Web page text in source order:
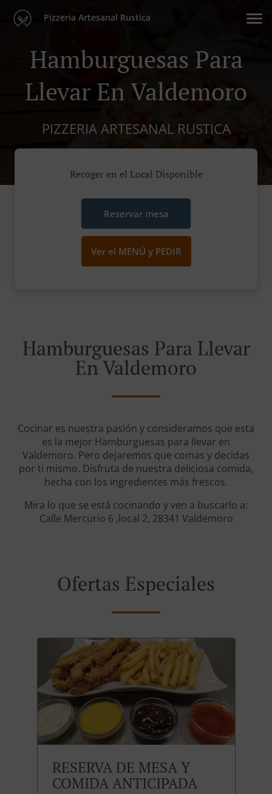
Pizzeria Artesanal Rustica
Hamburguesas Para
Llevar En Valdemoro
PIZZERIA ARTESANAL RUSTICA
Recoger en el Local Disponible
Reservar mesa
Ver el MENÚ y PEDIR
Hamburguesas Para Llevar
En Valdemoro
Cocinar es nuestra pasión y consideramos que esta
es la mejor Hamburguesas para llevar en
Valdemoro. Pero dejaremos que comas y decidas
por ti mismo. Disfruta de nuestra deliciosa comida,
hecha con los ingredientes más frescos.
Mira lo que se está cocinando y ven a buscarlo a:
Calle Mercurio 6 ,local 2, 28341 Valdemoro
Ofertas Especiales
RESERVA DE MESA Y
COMIDA ANTICIPADA